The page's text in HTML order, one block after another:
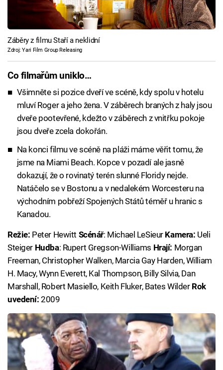
Záběry z filmu Staří a neklidní
Zdroj: Yari Film Group Releasing
Co filmařům uniklo…
Všimněte si pozice dveří ve scéně, kdy spolu v hotelu
mluví Roger a jeho žena. V záběrech braných z haly jsou
dveře pootevřené, kdežto v záběrech z vnitřku pokoje
jsou dveře zcela dokořán.
Na konci filmu ve scéně na pláži máme věřit tomu, že
jsme na Miami Beach. Kopce v pozadí ale jasně
dokazují, že o rovinatý terén slunné Floridy nejde.
Natáčelo se v Bostonu a v nedalekém Worcesteru na
východním pobřeží Spojených Států téměř u hranic s
Kanadou.
Režie: Peter Hewitt Scénář: Michael LeSieur Kamera: Ueli
Steiger Hudba: Rupert Gregson-Williams Hrají: Morgan
Freeman, Christopher Walken, Marcia Gay Harden, William
H. Macy, Wynn Everett, Kal Thompson, Billy Silvia, Dan
Marshall, Robert Masiello, Keith Fluker, Bates Wilder Rok
uvedení:2009